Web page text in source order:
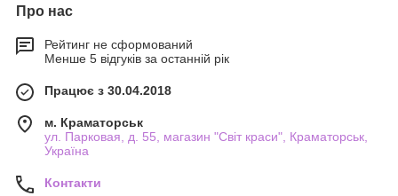
Про нас
Рейтинг не сформований
Менше 5 відгуків за останній рік
Працює з 30.04.2018
м. Краматорськ
ул. Парковая, д. 55, магазин "Світ краси", Краматорськ,
Україна
Контакти